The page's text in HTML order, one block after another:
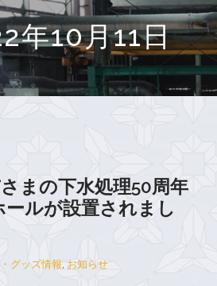
年10月11日
まの下水処理50周年
ールが設置されまし
グッズ情報, お知らせ